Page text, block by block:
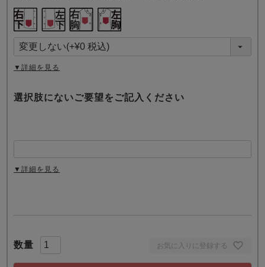
お気に入りに登録する
須
)
▼詳細を見る
選択肢にないご要望をご記入ください
▼詳細を見る